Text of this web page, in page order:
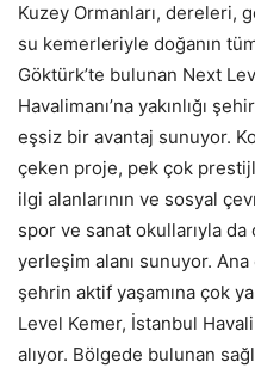
Kuzey Ormanları, dereleri,
su kemerleriyle doğanın
Göktürk’te bulunan Next
Havalimanı’na yakınlığı
eşsiz bir avantaj sunuyor.
çeken proje, pek çok
ilgi alanlarının ve sosyal
spor ve sanat okullarıyla
yerleşim alanı sunuyor.
şehrin aktif yaşamına çok
Level Kemer, İstanbul
alıyor. Bölgede bulunan